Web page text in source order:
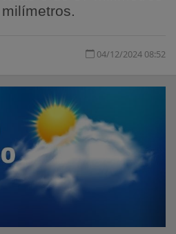
04/12/2024 08:52